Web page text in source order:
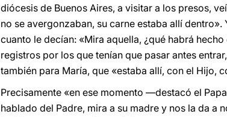
diócesis de Buenos Aires, a visitar a los presos,
no se avergonzaban, su carne estaba allí
cuanto le decían: «Mira aquella, ¿qué habrá
registros por los que tenían que pasar antes
también para María, que «estaba allí, con el Hijo,
Precisamente «en ese momento —destacó el
hablado del Padre, mira a su madre y nos la da a